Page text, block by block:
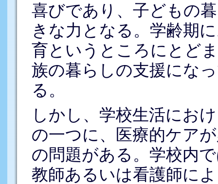
喜びであり、子どもの
きな力となる。学齢期
育というところにとど
族の暮らしの支援にな
る。
しかし、学校生活にお
の一つに、医療的ケア
の問題がある。学校内
教師あるいは看護師に